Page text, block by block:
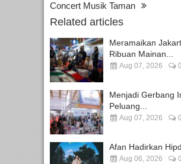
Concert Musik Taman
Related articles
Meramaikan
Ribuan Mainan...
Aug 07, 2026 0
Menjadi Gerbang
Peluang...
Aug 07, 2026 0
Afan Hadirkan
Aug 06, 2026 0